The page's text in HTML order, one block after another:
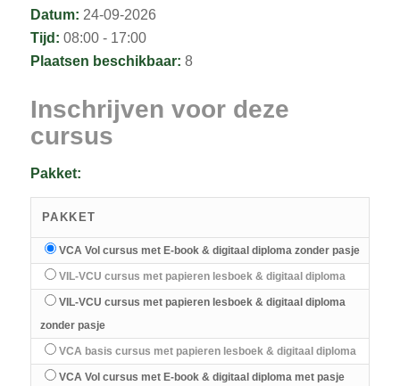
Datum: 24-09-2026
Tijd: 08:00 - 17:00
Plaatsen beschikbaar: 8
Inschrijven voor deze
cursus
Pakket:
PAKKET
VCA Vol cursus met E-book & digitaal diploma zonder pasje
VIL-VCU cursus met papieren lesboek & digitaal diploma
VIL-VCU cursus met papieren lesboek & digitaal diploma
zonder pasje
VCA basis cursus met papieren lesboek & digitaal diploma
VCA Vol cursus met E-book & digitaal diploma met pasje